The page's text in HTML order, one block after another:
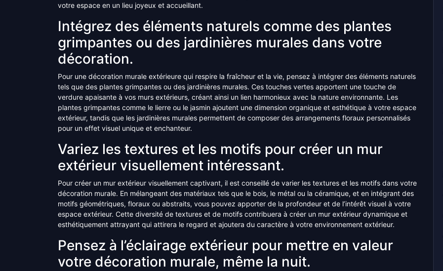
votre espace en un lieu joyeux et accueillant.
Intégrez des éléments naturels comme des plantes
grimpantes ou des jardinières murales dans votre
décoration.
Pour une décoration murale extérieure qui respire la fraîcheur et la vie, pensez à intégrer des éléments naturels
tels que des plantes grimpantes ou des jardinières murales. Ces touches vertes apportent une touche de
verdure apaisante à vos murs extérieurs, créant ainsi un lien harmonieux avec la nature environnante. Les
plantes grimpantes comme le lierre ou le jasmin ajoutent une dimension organique et esthétique à votre espace
extérieur, tandis que les jardinières murales permettent de composer des arrangements floraux personnalisés
pour un effet visuel unique et enchanteur.
Variez les textures et les motifs pour créer un mur
extérieur visuellement intéressant.
Pour créer un mur extérieur visuellement captivant, il est conseillé de varier les textures et les motifs dans votre
décoration murale. En mélangeant des matériaux tels que le bois, le métal ou la céramique, et en intégrant des
motifs géométriques, floraux ou abstraits, vous pouvez apporter de la profondeur et de l’intérêt visuel à votre
espace extérieur. Cette diversité de textures et de motifs contribuera à créer un mur extérieur dynamique et
esthétiquement attrayant qui attirera le regard et ajoutera du caractère à votre environnement extérieur.
Pensez à l’éclairage extérieur pour mettre en valeur
votre décoration murale, même la nuit.